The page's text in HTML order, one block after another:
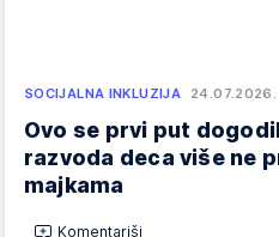
SOCIJALNA INKLUZIJA 24.07.2026.
Ovo se prvi put
razvoda deca više ne
majkama
Komentariši